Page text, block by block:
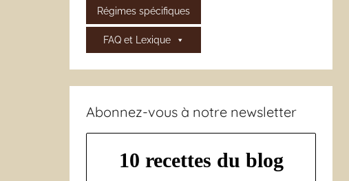
Régimes spécifiques
FAQ et Lexique
Abonnez-vous à notre newsletter
10 recettes du blog